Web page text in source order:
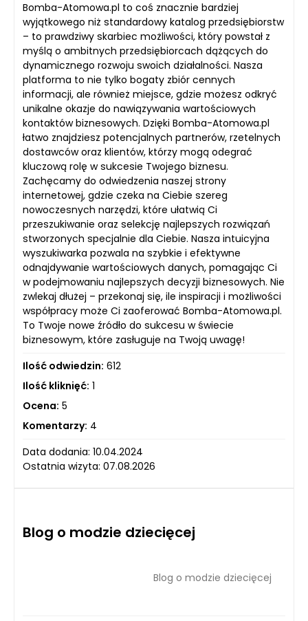
Bomba-Atomowa.pl to coś znacznie bardziej
wyjątkowego niż standardowy katalog przedsiębiorstw
– to prawdziwy skarbiec możliwości, który powstał z
myślą o ambitnych przedsiębiorcach dążących do
dynamicznego rozwoju swoich działalności. Nasza
platforma to nie tylko bogaty zbiór cennych
informacji, ale również miejsce, gdzie możesz odkryć
unikalne okazje do nawiązywania wartościowych
kontaktów biznesowych. Dzięki Bomba-Atomowa.pl
łatwo znajdziesz potencjalnych partnerów, rzetelnych
dostawców oraz klientów, którzy mogą odegrać
kluczową rolę w sukcesie Twojego biznesu.
Zachęcamy do odwiedzenia naszej strony
internetowej, gdzie czeka na Ciebie szereg
nowoczesnych narzędzi, które ułatwią Ci
przeszukiwanie oraz selekcję najlepszych rozwiązań
stworzonych specjalnie dla Ciebie. Nasza intuicyjna
wyszukiwarka pozwala na szybkie i efektywne
odnajdywanie wartościowych danych, pomagając Ci
w podejmowaniu najlepszych decyzji biznesowych. Nie
zwlekaj dłużej – przekonaj się, ile inspiracji i możliwości
współpracy może Ci zaoferować Bomba-Atomowa.pl.
To Twoje nowe źródło do sukcesu w świecie
biznesowym, które zasługuje na Twoją uwagę!
Ilość odwiedzin: 612
Ilość kliknięć: 1
Ocena: 5
Komentarzy: 4
Data dodania: 10.04.2024
Ostatnia wizyta: 07.08.2026
Blog o modzie dziecięcej
Blog o modzie dziecięcej